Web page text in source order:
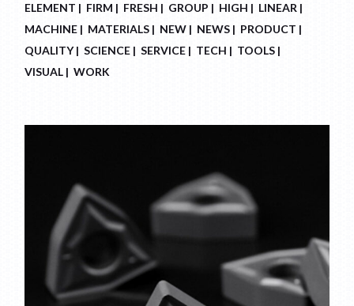
ELEMENT
FIRM FRESH GROUP HIGH
LINEAR
MACHINE
MATERIALS NEW NEWS
PRODUCT
QUALITY
SCIENCE SERVICE TECH
TOOLS
VISUAL
WORK